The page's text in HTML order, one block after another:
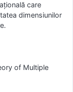
care
dimensiunilor
of Multiple